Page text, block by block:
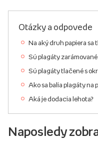
Otázky a odpovede
Na aký druh papiera sa
Sú plagáty
Sú plagáty tlačené s
Ako sa balia plagáty na
Aká je dodacia lehota?
Naposledy